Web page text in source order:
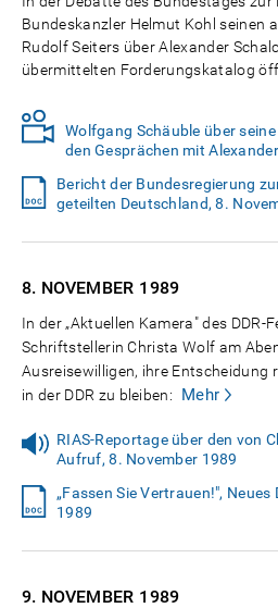
Bundeskanzler Helmut Kohl seinen
Rudolf Seiters über Alexander
übermittelten Forderungskatalog
Wolfgang Schäuble über
den Gesprächen mit
Bericht der Bundesregierung
geteilten Deutschland, 8.
8. NOVEMBER 1989
In der „Aktuellen Kamera" des DDR-
Schriftstellerin Christa Wolf am
Ausreisewilligen, ihre Entscheidung
in der DDR zu bleiben:
Mehr
RIAS-Reportage über den von
Aufruf, 8. November 1989
„Fassen Sie Vertrauen!",
1989
9. NOVEMBER 1989